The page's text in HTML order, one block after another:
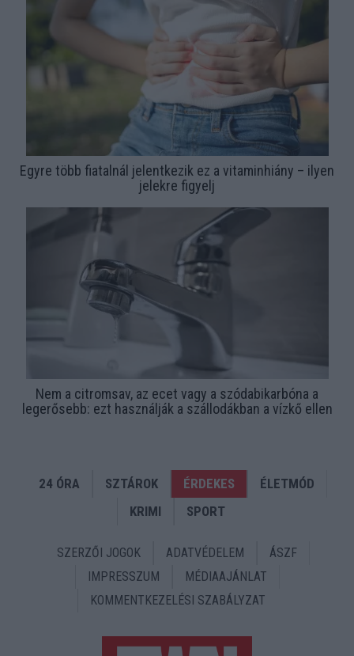
Egyre több fiatalnál jelentkezik ez a vitaminhiány – ilyen
jelekre figyelj
Nem a citromsav, az ecet vagy a szódabikarbóna a
legerősebb: ezt használják a szállodákban a vízkő ellen
24 ÓRA SZTÁROK ÉRDEKES
ÉLETMÓD
KRIMI
SPORT
SZERZŐI JOGOK ADATVÉDELEM
ÁSZF
IMPRESSZUM
MÉDIAAJÁNLAT
KOMMENTKEZELÉSI SZABÁLYZAT